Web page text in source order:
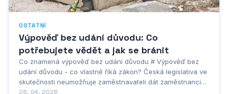
OSTATNÍ
Výpověď bez udání důvodu: Co
potřebujete vědět a jak se bránit
Co znamená výpověď bez udání důvodu # Výpověď bez
udání důvodu - co vlastně říká zákon? Česká legislativa ve
skutečnosti neumožňuje zaměstnavateli dát zaměstnanci
výpověď bez uvedení zákonného důvodu. Tohle je zásadní
28. 04. 2026